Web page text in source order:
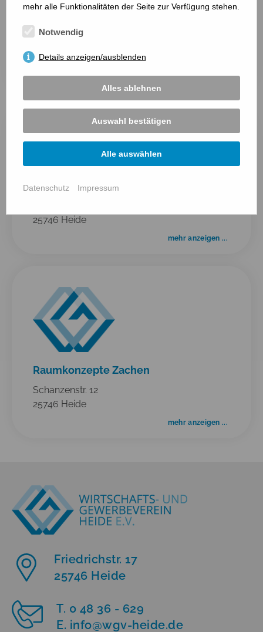
Riccis Bazar
25746 Heide
Alte Gärtnerei Oesterreich
25746 Heide
mehr anzeigen ...
Raumkonzepte Zachen
Schanzenstr. 12
25746 Heide
mehr anzeigen ...
Friedrichstr. 17
25746 Heide
T. 0 48 36 - 629
E. info@wgv-heide.de
mehr alle Funktionalitäten der Seite zur Verfügung stehen.
Notwendig
Details anzeigen/ausblenden
Alles ablehnen
Auswahl bestätigen
Alle auswählen
Datenschutz Impressum